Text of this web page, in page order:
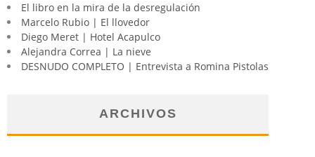
El libro en la mira de la desregulación
Marcelo Rubio | El llovedor
Diego Meret | Hotel Acapulco
Alejandra Correa | La nieve
DESNUDO COMPLETO | Entrevista a Romina Pistolas
ARCHIVOS